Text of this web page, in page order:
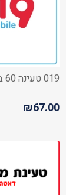
019 טעינה 60 בתוקף ל180 יום
₪67.00